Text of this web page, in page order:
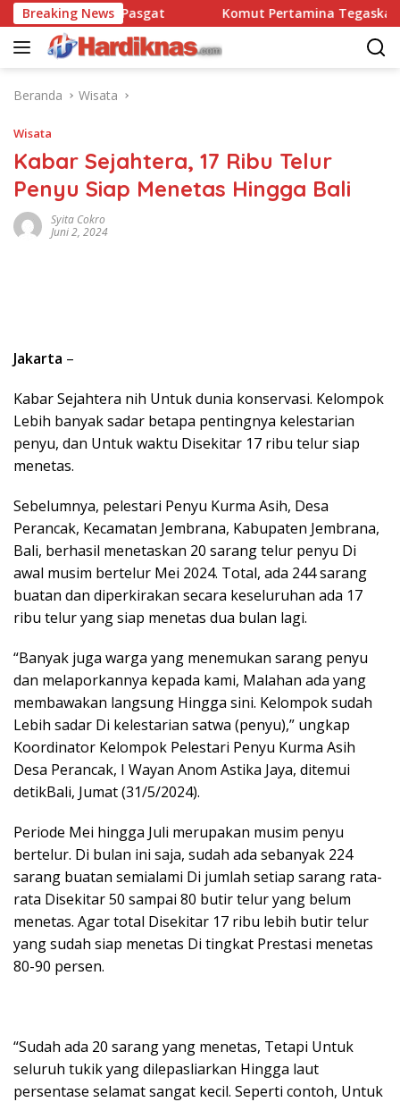
Langsung
ke
konten
Breaking News
90 Pasgat Komut Pertamina Tegaskan Tak
Beranda Wisata
Wisata
Kabar Sejahtera, 17 Ribu Telur
Penyu Siap Menetas Hingga Bali
Syita Cokro
Juni 2, 2024
Jakarta –
Kabar Sejahtera nih Untuk dunia konservasi. Kelompok
Lebih banyak sadar betapa pentingnya kelestarian
penyu, dan Untuk waktu Disekitar 17 ribu telur siap
menetas.
Sebelumnya, pelestari Penyu Kurma Asih, Desa
Perancak, Kecamatan Jembrana, Kabupaten Jembrana,
Bali, berhasil menetaskan 20 sarang telur penyu Di
awal musim bertelur Mei 2024. Total, ada 244 sarang
buatan dan diperkirakan secara keseluruhan ada 17
ribu telur yang siap menetas dua bulan lagi.
“Banyak juga warga yang menemukan sarang penyu
dan melaporkannya kepada kami, Malahan ada yang
membawakan langsung Hingga sini. Kelompok sudah
Lebih sadar Di kelestarian satwa (penyu),” ungkap
Koordinator Kelompok Pelestari Penyu Kurma Asih
Desa Perancak, I Wayan Anom Astika Jaya, ditemui
detikBali, Jumat (31/5/2024).
Periode Mei hingga Juli merupakan musim penyu
bertelur. Di bulan ini saja, sudah ada sebanyak 224
sarang buatan semialami Di jumlah setiap sarang rata-
rata Disekitar 50 sampai 80 butir telur yang belum
menetas. Agar total Disekitar 17 ribu lebih butir telur
yang sudah siap menetas Di tingkat Prestasi menetas
80-90 persen.
“Sudah ada 20 sarang yang menetas, Tetapi Untuk
seluruh tukik yang dilepasliarkan Hingga laut
persentase selamat sangat kecil. Seperti contoh, Untuk